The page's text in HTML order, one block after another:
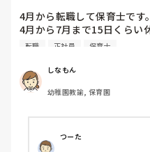
4月から転職して保育士です。
4月から7月まで15日くらい
同じクラスの先生いるので
転職 正社員 保育士
しなもん
幼稚園教諭, 保育園
つーた